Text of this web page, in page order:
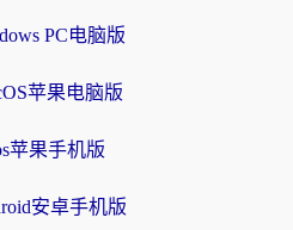
PC电脑版
苹果电脑版
苹果手机版
安卓手机版